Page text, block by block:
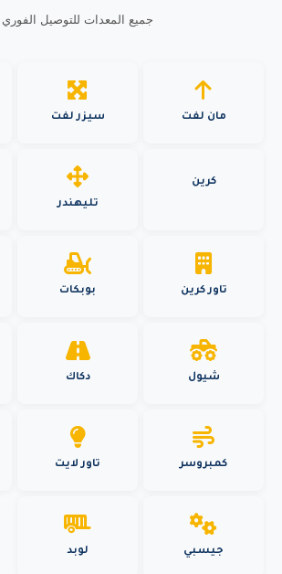
جميع المعدات للتوصيل الفوري
مان لفت سيزر لفت
كرين
تليهندر
تاور كرين بوبكات
شيول دكاك
كمبروسر تاور لايت
جيسبي لوبد